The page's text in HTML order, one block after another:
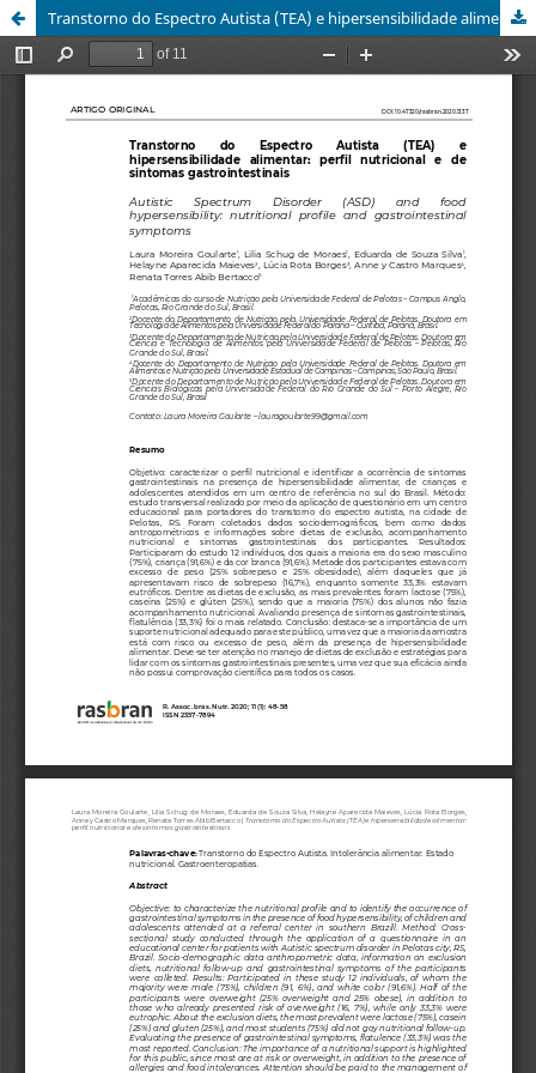
Transtorno do Espectro Autista (TEA) e hipersensibilidade alimentar: perfil nutricional e prevalência de sintomas gastrointestinais